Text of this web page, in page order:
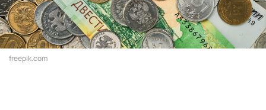
freepik.com